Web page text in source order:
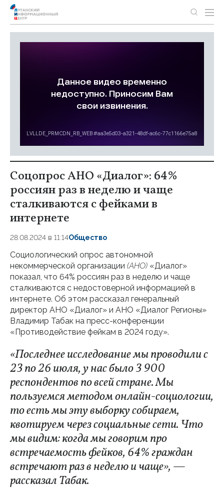
Соцопрос АНО «Диалог»: 64%
россиян раз в неделю и чаще
сталкиваются с фейками в
интернете
28.08.2024 в 11:14Общество
Социологический опрос автономной
некоммерческой организации (АНО) «Диалог»
показал, что 64% россиян раз в неделю и чаще
сталкиваются с недостоверной информацией в
интернете. Об этом рассказал генеральный
директор АНО «Диалог» и АНО «Диалог Регионы»
Владимир Табак на пресс-конференции
«Противодействие фейкам в 2024 году».
«Последнее исследование мы проводили с
23 по 26 июля, у нас было 3 900
респондентов по всей стране. Мы
пользуемся методом онлайн-социологии,
то есть мы эту выборку собираем,
квотируем через социальные сети. Что
мы видим: когда мы говорим про
встречаемость фейков, 64% граждан
встречают раз в неделю и чаще», —
рассказал Табак.